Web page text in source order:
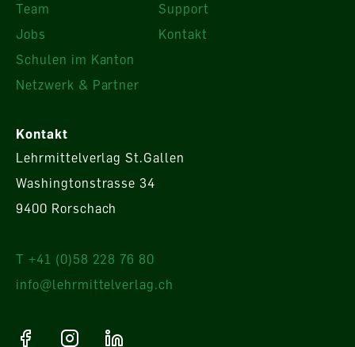
Team
Jobs
Schulen im Kanton
Netzwerk & Partner
Support
Kontakt
Kontakt
Lehrmittelverlag St.Gallen
Washingtonstrasse 34
9400 Rorschach
T +41 (0)58 228 76 80
info@lehrmittelverlag.ch